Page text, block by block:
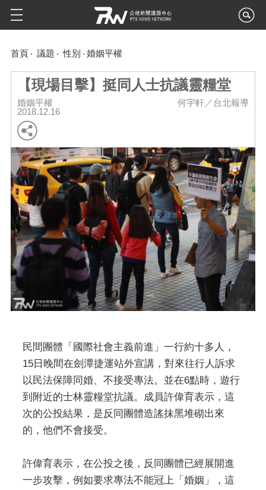
首頁 議題 性別 婚姻平權
【現場目擊】挺同人士抗議靈糧堂
婚姻平權
2018.12.16
何宇軒／台北報導
民間團體「國際社會主義前進」一行約十多人，
15日晚間在劍潭捷運站外宣講，對來往行人訴求
以民法保障同婚、不接受專法。並在6點時，遊行
到附近的士林靈糧堂抗議。成員許偉育表示，這
次的公投結果，是反同團體造謠抹黑堆砌出來
的，他們不會接受。
許偉育表示，在公投之後，反同團體已經展開進
一步攻擊，例如要求專法不能冠上「婚姻」，這